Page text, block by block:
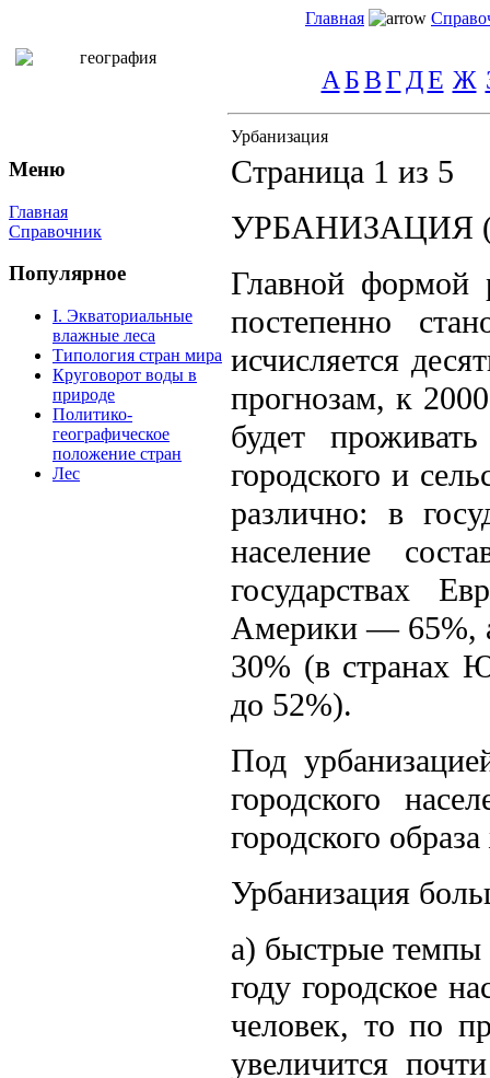
Главная
Меню
Главная
Справочник
Популярное
I. Экваториальные
влажные леса
Типология стран мира
Круговорот воды в
природе
Политико-
географическое
положение стран
Лес
А БВГ ДЕ Ж
Урбанизация
Страница 1 из 5
УРБАНИЗАЦИЯ
Главной формой
постепенно
исчисляется
прогнозам, к
будет
городского и
различно: в
население
государствах
Америки — 65%,
30% (в странах
до 52%).
Под
городского
городского
Урбанизация
а) быстрые темпы
году городское
человек, то по
увеличится